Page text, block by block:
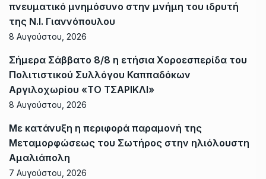
πνευματικό μνημόσυνο στην μνήμη του ιδρυτή
της Ν.Ι. Γιαννόπουλου
8 Αυγούστου, 2026
Σήμερα Σάββατο 8/8 η ετήσια Χοροεσπερίδα του
Πολιτιστικού Συλλόγου Καππαδόκων
Αργιλοχωρίου «ΤΟ ΤΣΑΡΙΚΛΙ»
8 Αυγούστου, 2026
Με κατάνυξη η περιφορά παραμονή της
Μεταμορφώσεως του Σωτήρος στην ηλιόλουστη
Αμαλιάπολη
7 Αυγούστου, 2026